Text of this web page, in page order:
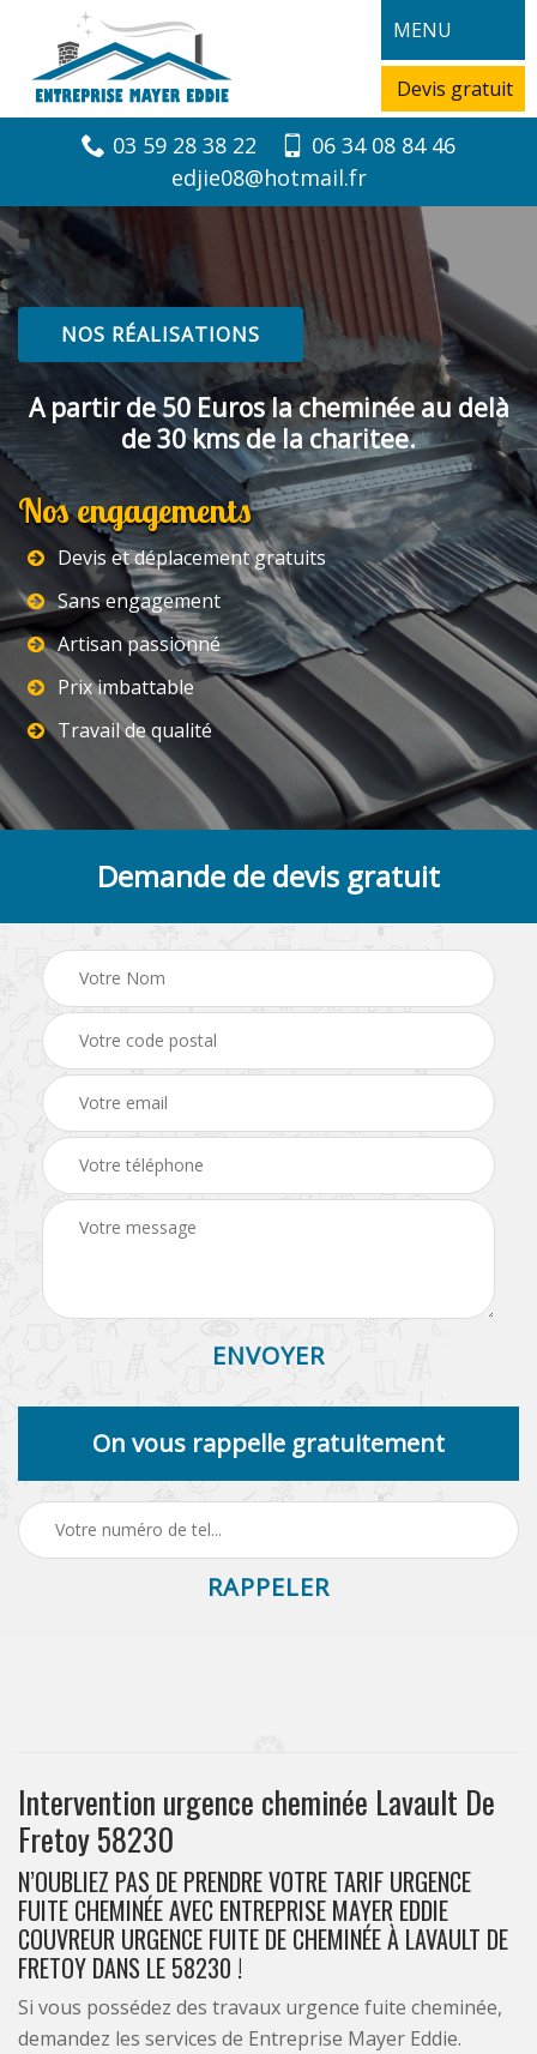
MENU
Devis gratuit
03 59 28 38 22
06 34 08 84 46
edjie08@hotmail.fr
NOS RÉALISATIONS
A partir de 50 Euros la cheminée au delà
de 30 kms de la charitee.
Nos engagements
Devis et déplacement gratuits
Sans engagement
Artisan passionné
Prix imbattable
Travail de qualité
Demande de devis gratuit
On vous rappelle gratuitement
Intervention urgence cheminée Lavault De
Fretoy 58230
N’OUBLIEZ PAS DE PRENDRE VOTRE TARIF URGENCE
FUITE CHEMINÉE AVEC ENTREPRISE MAYER EDDIE
COUVREUR URGENCE FUITE DE CHEMINÉE À LAVAULT DE
FRETOY DANS LE 58230 !
Si vous possédez des travaux urgence fuite cheminée,
demandez les services de Entreprise Mayer Eddie.